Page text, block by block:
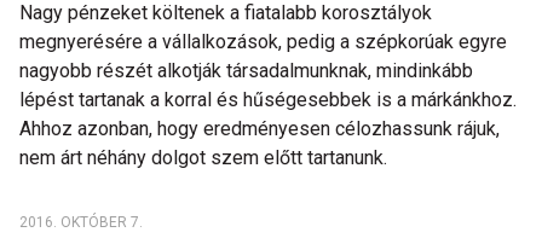
Nagy pénzeket költenek a fiatalabb korosztályok
megnyerésére a vállalkozások, pedig a szépkorúak egyre
nagyobb részét alkotják társadalmunknak, mindinkább
lépést tartanak a korral és hűségesebbek is a márkánkhoz.
Ahhoz azonban, hogy eredményesen célozhassunk rájuk,
nem árt néhány dolgot szem előtt tartanunk.
2016. OKTÓBER 7.